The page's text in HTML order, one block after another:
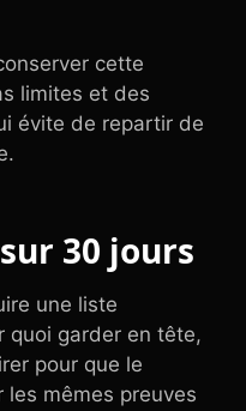
cette
limites et des
évite de repartir de
30 jours
une liste
quoi garder en tête,
pour que le
mêmes preuves